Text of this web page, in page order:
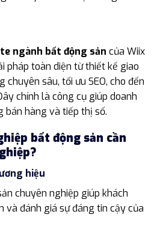
ngành bất động sản của Wiix
pháp toàn diện từ thiết kế giao
chuyên sâu, tối ưu SEO, cho đến
chính là công cụ giúp doanh
bán hàng và tiếp thị số.
bất động sản cần
hiệu
chuyên nghiệp giúp khách
và đánh giá sự đáng tin cậy của